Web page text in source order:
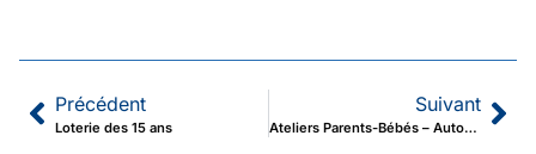
Précédent
Loterie des 15 ans
Suivant
Ateliers Parents-Bébés – Automne 2026